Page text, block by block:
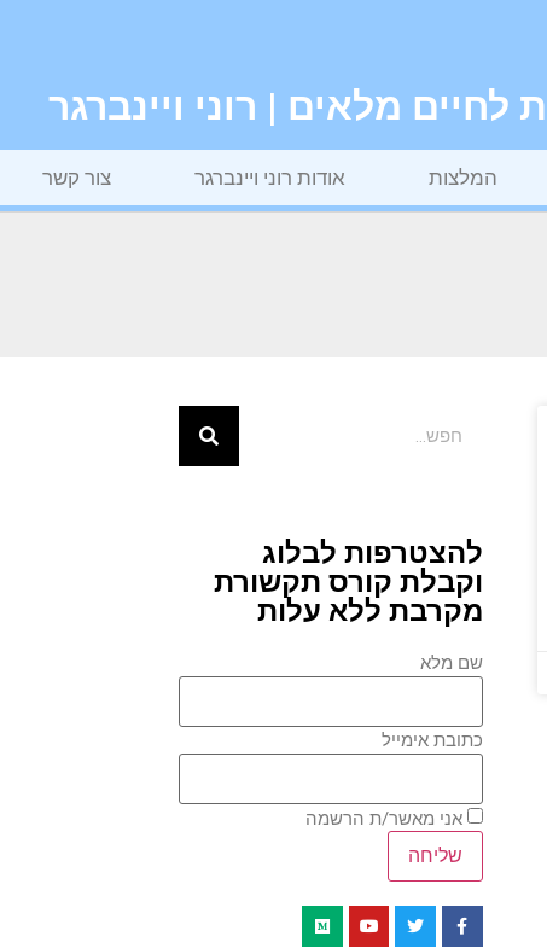
מלאים | רוני ויינברגר
המלצות אודות רוני ויינברגר צור קשר
להצטרפות לבלוג
וקבלת קורס תקשורת
מקרבת ללא עלות
שם מלא
כתובת אימייל
אני מאשר/ת הרשמה